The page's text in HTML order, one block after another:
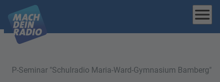
menu
P-Seminar "Schulradio Maria-Ward-Gymnasium Bamberg"